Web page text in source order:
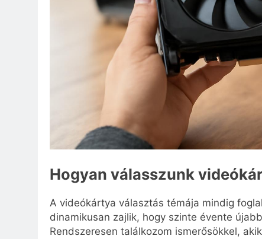
Hogyan válasszunk
A videókártya választás témája mindig
dinamikusan zajlik, hogy szinte évente
Rendszeresen találkozom ismerősökkel,